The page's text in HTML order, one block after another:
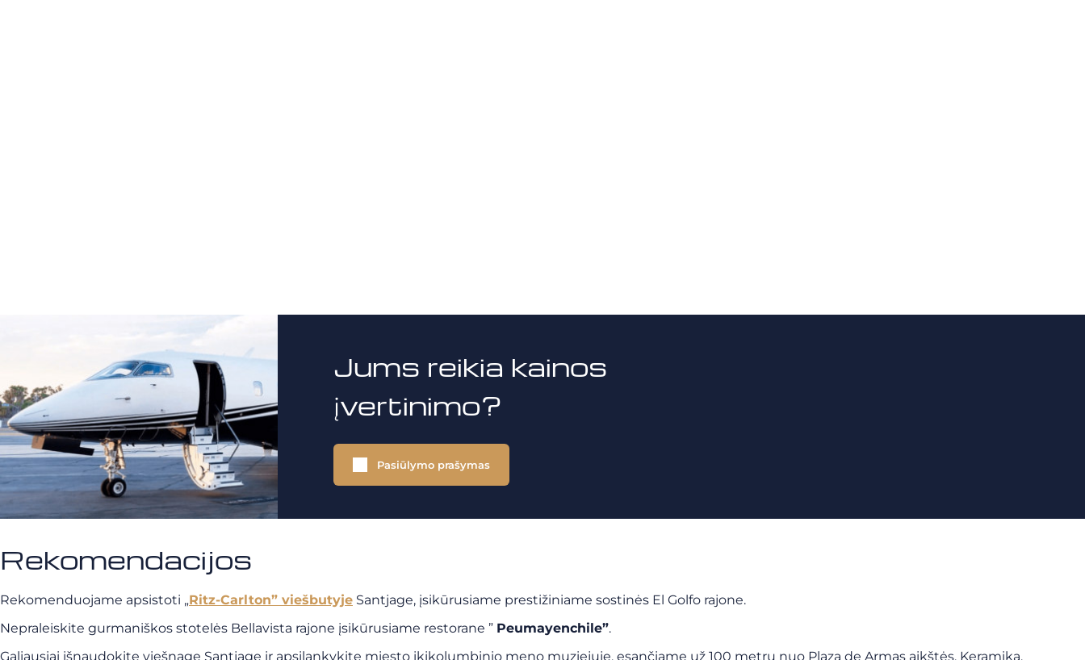
Jums reikia kainos
įvertinimo?
Pasiūlymo prašymas
Rekomendacijos
Rekomenduojame apsistoti „Ritz-Carlton” viešbutyje Santjage, įsikūrusiame prestižiniame sostinės El Golfo rajone.
Nepraleiskite gurmaniškos stotelės Bellavista rajone įsikūrusiame restorane ” Peumayenchile”.
Galiausiai išnaudokite viešnagę Santjage ir apsilankykite miesto ikikolumbinio meno muziejuje, esančiame už 100 metrų nuo Plaza de Armas aikštės. Keramika,